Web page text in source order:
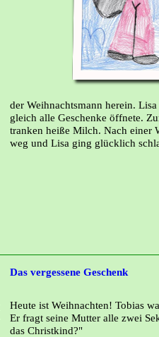
der Weihnachtsmann herein.
gleich alle Geschenke öffnete.
tranken heiße Milch. Nach einer
weg und Lisa ging glücklich
Das vergessene Geschenk
Heute ist Weihnachten! Tobias
Er fragt seine Mutter alle zwei
das Christkind?"